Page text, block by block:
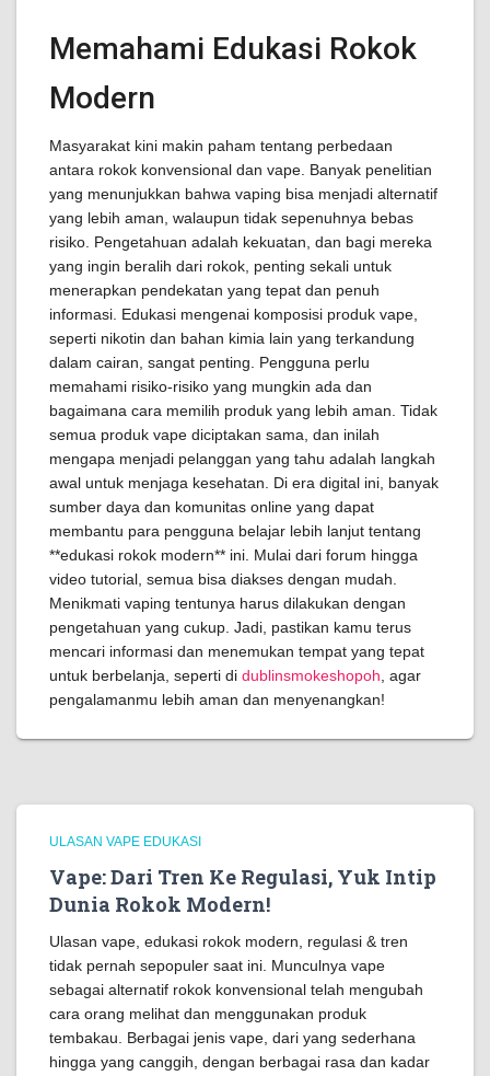
Memahami Edukasi Rokok
Modern
Masyarakat kini makin paham tentang perbedaan
antara rokok konvensional dan vape. Banyak penelitian
yang menunjukkan bahwa vaping bisa menjadi alternatif
yang lebih aman, walaupun tidak sepenuhnya bebas
risiko. Pengetahuan adalah kekuatan, dan bagi mereka
yang ingin beralih dari rokok, penting sekali untuk
menerapkan pendekatan yang tepat dan penuh
informasi. Edukasi mengenai komposisi produk vape,
seperti nikotin dan bahan kimia lain yang terkandung
dalam cairan, sangat penting. Pengguna perlu
memahami risiko-risiko yang mungkin ada dan
bagaimana cara memilih produk yang lebih aman. Tidak
semua produk vape diciptakan sama, dan inilah
mengapa menjadi pelanggan yang tahu adalah langkah
awal untuk menjaga kesehatan. Di era digital ini, banyak
sumber daya dan komunitas online yang dapat
membantu para pengguna belajar lebih lanjut tentang
**edukasi rokok modern** ini. Mulai dari forum hingga
video tutorial, semua bisa diakses dengan mudah.
Menikmati vaping tentunya harus dilakukan dengan
pengetahuan yang cukup. Jadi, pastikan kamu terus
mencari informasi dan menemukan tempat yang tepat
untuk berbelanja, seperti di dublinsmokeshopoh , agar
pengalamanmu lebih aman dan menyenangkan!
ULASAN VAPE EDUKASI
Vape: Dari Tren Ke Regulasi, Yuk Intip
Dunia Rokok Modern!
Ulasan vape, edukasi rokok modern, regulasi & tren
tidak pernah sepopuler saat ini. Munculnya vape
sebagai alternatif rokok konvensional telah mengubah
cara orang melihat dan menggunakan produk
tembakau. Berbagai jenis vape, dari yang sederhana
hingga yang canggih, dengan berbagai rasa dan kadar